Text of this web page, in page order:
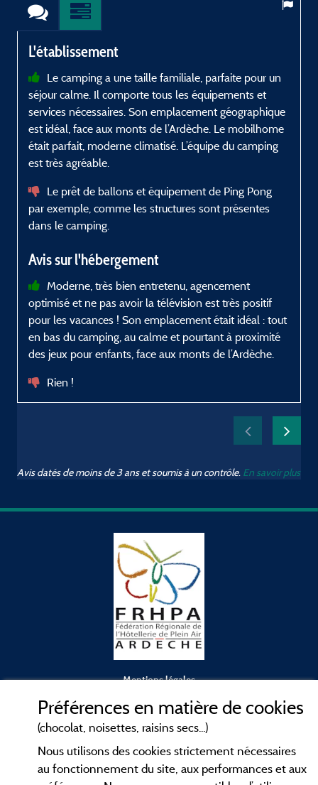
L'établissement
Le camping a une taille familiale, parfaite pour un
séjour calme. Il comporte tous les équipements et
services nécessaires. Son emplacement géographique
est idéal, face aux monts de l’Ardèche. Le mobilhome
était parfait, moderne climatisé. L’équipe du camping
est très agréable.
Le prêt de ballons et équipement de Ping Pong
par exemple, comme les structures sont présentes
dans le camping.
Avis sur l'hébergement
Moderne, très bien entretenu, agencement
optimisé et ne pas avoir la télévision est très positif
pour les vacances ! Son emplacement était idéal : tout
en bas du camping, au calme et pourtant à proximité
des jeux pour enfants, face aux monts de l’Ardèche.
Rien !
Avis datés de moins de 3 ans et soumis à un contrôle. En savoir plus
Mentions légales
Conditions générales d'utilisation
Contact
Préférences en matière de cookies
(chocolat, noisettes, raisins secs...)
Nous utilisons des cookies strictement nécessaires
au fonctionnement du site, aux performances et aux